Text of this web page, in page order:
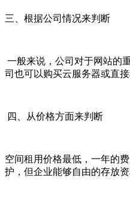
三、根据公司情况来判断
一般来说，公司对于网站的
司也可以购买云服务器或直
四、从价格方面来判断
空间租用价格最低，一年的
护，但企业能够自由的存放